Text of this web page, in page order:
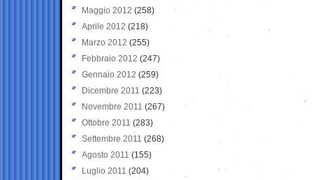
Maggio 2012 (258)
Aprile 2012 (218)
Marzo 2012 (255)
Febbraio 2012 (247)
Gennaio 2012 (259)
Dicembre 2011 (223)
Novembre 2011 (267)
Ottobre 2011 (283)
Settembre 2011 (268)
Agosto 2011 (155)
Luglio 2011 (204)